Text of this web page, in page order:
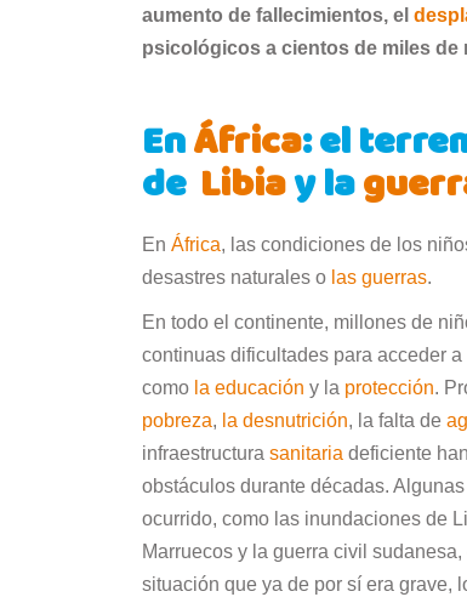
aumento de fallecimientos, el
psicológicos a cientos de miles de
EnÁfrica: el
de Libiay la
En África, las condiciones de los
desastres naturales o las guerras.
En todo el continente, millones de
continuas dificultades para acceder
como la educación y la protección.
pobreza, la desnutrición, la falta de
infraestructura sanitaria deficiente
obstáculos durante décadas.
ocurrido, como las inundaciones de
Marruecos y la guerra civil
situación que ya de por sí era grave,